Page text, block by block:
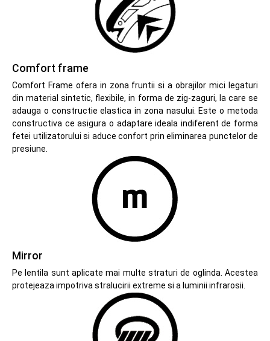
Comfort frame
Comfort Frame ofera in zona fruntii si a obrajilor mici legaturi
din material sintetic, flexibile, in forma de zig-zaguri, la care se
adauga o constructie elastica in zona nasului. Este o metoda
constructiva ce asigura o adaptare ideala indiferent de forma
fetei utilizatorului si aduce confort prin eliminarea punctelor de
presiune.
Mirror
Pe lentila sunt aplicate mai multe straturi de oglinda. Acestea
protejeaza impotriva stralucirii extreme si a luminii infrarosii.